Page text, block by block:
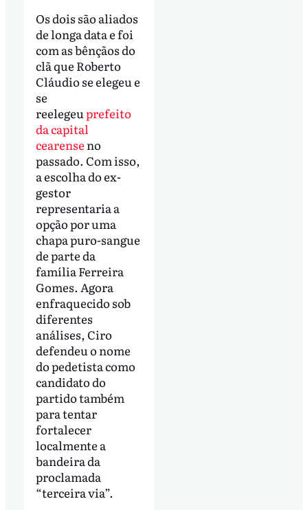
Os dois são aliados
de longa data e foi
com as bênçãos do
clã que Roberto
Cláudio se elegeu e
se
reelegeu prefeito
da capital
cearense no
passado. Com isso,
a escolha do ex-
gestor
representaria a
opção por uma
chapa puro-sangue
de parte da
família Ferreira
Gomes. Agora
enfraquecido sob
diferentes
análises, Ciro
defendeu o nome
do pedetista como
candidato do
partido também
para tentar
fortalecer
localmente a
bandeira da
proclamada
“terceira via”.